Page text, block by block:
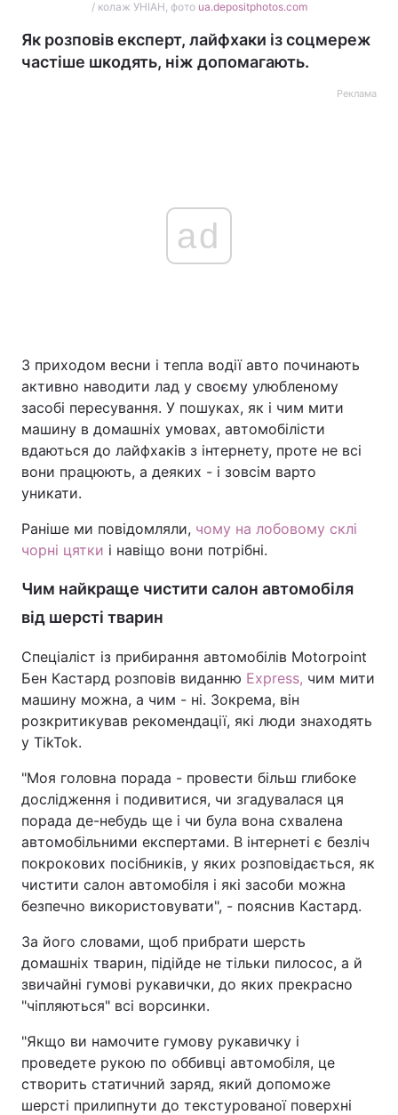
/ колаж УНІАН, фото ua.depositphotos.com
Як розповів експерт, лайфхаки із соцмереж
частіше шкодять, ніж допомагають.
Реклама
ad
З приходом весни і тепла водії авто починають
активно наводити лад у своєму улюбленому
засобі пересування. У пошуках, як і чим мити
машину в домашніх умовах, автомобілісти
вдаються до лайфхаків з інтернету, проте не всі
вони працюють, а деяких - і зовсім варто
уникати.
Раніше ми повідомляли, чому на лобовому склі
чорні цятки і навіщо вони потрібні.
Чим найкраще чистити салон автомобіля
від шерсті тварин
Спеціаліст із прибирання автомобілів Motorpoint
Бен Кастард розповів виданню Еxpress, чим мити
машину можна, а чим - ні. Зокрема, він
розкритикував рекомендації, які люди знаходять
у TikTok.
"Моя головна порада - провести більш глибоке
дослідження і подивитися, чи згадувалася ця
порада де-небудь ще і чи була вона схвалена
автомобільними експертами. В інтернеті є безліч
покрокових посібників, у яких розповідається, як
чистити салон автомобіля і які засоби можна
безпечно використовувати", - пояснив Кастард.
За його словами, щоб прибрати шерсть
домашніх тварин, підійде не тільки пилосос, а й
звичайні гумові рукавички, до яких прекрасно
"чіпляються" всі ворсинки.
"Якщо ви намочите гумову рукавичку і
проведете рукою по оббивці автомобіля, це
створить статичний заряд, який допоможе
шерсті прилипнути до текстурованої поверхні